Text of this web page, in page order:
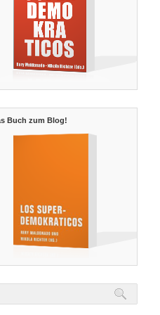
Buch zum Blog!